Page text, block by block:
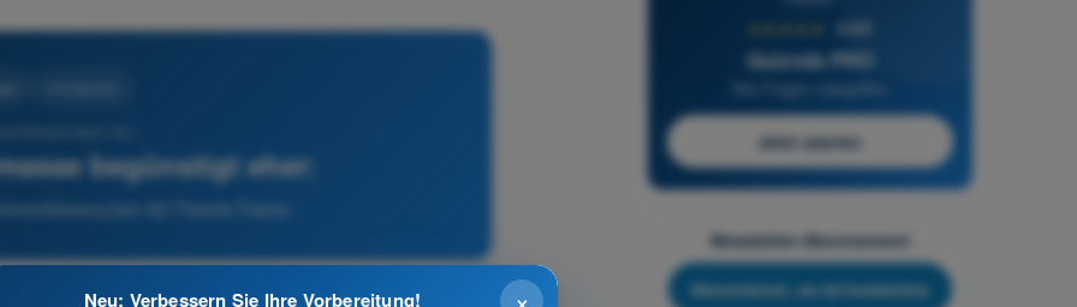
begünstigt eher:
A2 Theorie-Trainer
4,6/5
Quizvds PRO
Alle Fragen inbegriffen
Jetzt starten
Newsletter-Abonnement
Abonnieren, es ist kostenlos
Neu: Verbessern Sie Ihre Vorbereitung!